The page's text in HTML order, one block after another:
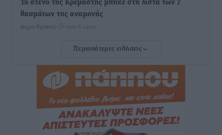
Το στενό της Κρεμαστής μπήκε στη λίστα των 7
θαυμάτων της αναμονής
Δημο-Κρίσεις πριν 4 ώρες
ΣΕΤΕ: Σημαντική θεσμική εξέλιξη η ΚΥΑ για το ΕΧΠ
για τον τουρισμό
• πριν 4 ώρες
Γ. Χατζημάρκος: “Δύο μεγάλες δεσμεύσεις
Γεωργιάδη” – Κίνητρα για τους γιατρούς των νησιών
και συνεργασία Ρόδου με το Αττικόν για το
Περισσότερες ειδήσεις